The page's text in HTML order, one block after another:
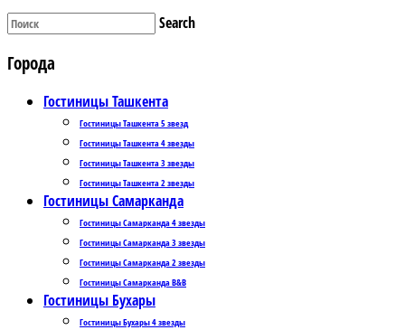
Search
Города
Гостиницы Ташкента
Гостиницы Ташкента 5 звезд
Гостиницы Ташкента 4 звезды
Гостиницы Ташкента 3 звезды
Гостиницы Ташкента 2 звезды
Гостиницы Самарканда
Гостиницы Самарканда 4 звезды
Гостиницы Самарканда 3 звезды
Гостиницы Самарканда 2 звезды
Гостиницы Самарканда B&B
Гостиницы Бухары
Гостиницы Бухары 4 звезды